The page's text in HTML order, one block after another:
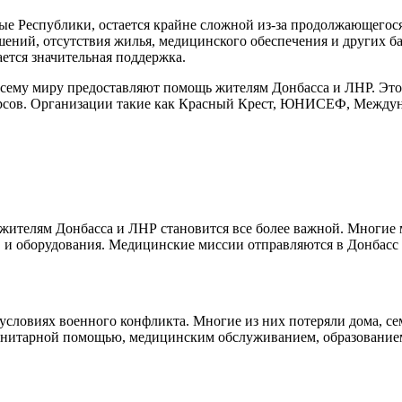
остается крайне сложной из-за
отсутствия жилья, медицинского обеспечения и других
значительная поддержка.
миру предоставляют помощь жителям Донбасса и ЛНР.
Организации такие как Красный Крест, ЮНИСЕФ,
Донбасса и ЛНР становится все более важной. Многие
оборудования. Медицинские миссии отправляются в
военного конфликта. Многие из них потеряли дома,
помощью, медицинским обслуживанием,